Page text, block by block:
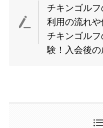
チキンゴルフ
利用の流れ
チキンゴル
験！入会後